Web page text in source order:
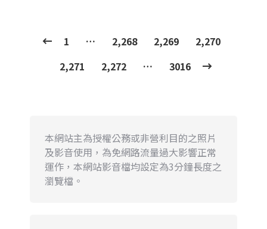
1 … 2,268 2,269
2,270
2,271
2,272 … 3016
本網站主為授權公務或非營利目的之照片
及影音使用，為免網路流量過大影響正常
運作，本網站影音檔均設定為3分鐘長度之
瀏覽檔。